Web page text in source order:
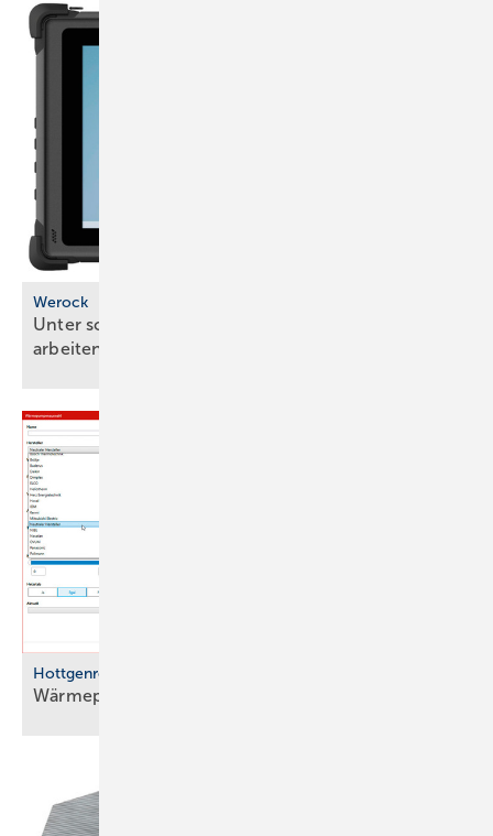
Werock
Unter schwierigen Bedingungen mobil gut
arbeiten
Hottgenroth
Wärmepumpen sicher auslegen und